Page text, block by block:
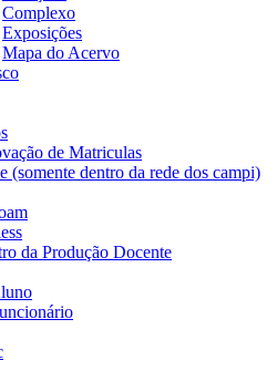
Complexo
Exposições
Mapa do Acervo
de Matriculas
(somente dentro da rede dos campi)
da Produção Docente